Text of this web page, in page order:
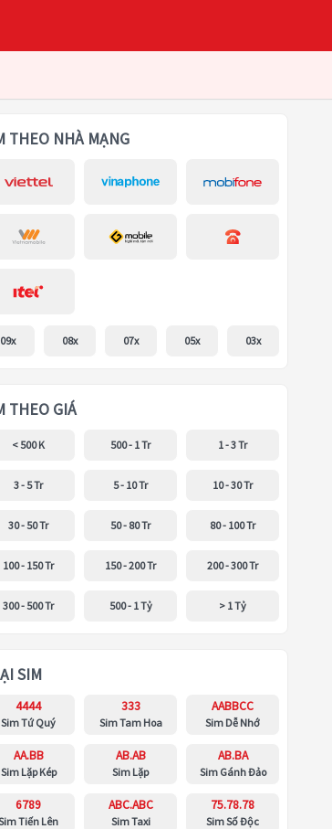
THEO NHÀ MẠNG
09x 08x 07x 05x 03x
THEO GIÁ
< 500 K 500 - 1 Tr 1 - 3 Tr
3 - 5 Tr 5 - 10 Tr 10 - 30 Tr
30 - 50 Tr 50 - 80 Tr 80 - 100 Tr
100 - 150 Tr 150 - 200 Tr 200 - 300 Tr
300 - 500 Tr 500 - 1 Tỷ > 1 Tỷ
SIM
4444
Sim Tứ Quý
333
Sim Tam Hoa
AABBCC
Sim Dễ Nhớ
AA.BB
Sim Lặp Kép
AB.AB
Sim Lặp
AB.BA
Sim Gánh Đảo
6789
Tiến Lên
ABC.ABC
Sim Taxi
75.78.78
Sim Số Độc